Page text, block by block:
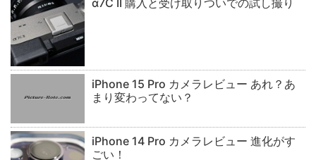
iPhone 15 Pro カメラレビュー あれ？あ
まり変わってない？
iPhone 14 Pro カメラレビュー 進化がす
ごい！